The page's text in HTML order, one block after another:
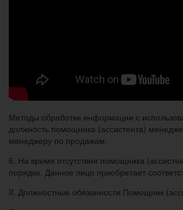
Методы обработки информации с
должность помощника (ассистента)
менеджеру по продажам.
6. На время отсутствия помощника
порядке. Данное лицо приобретает
II. Должностные обязанности Помощник